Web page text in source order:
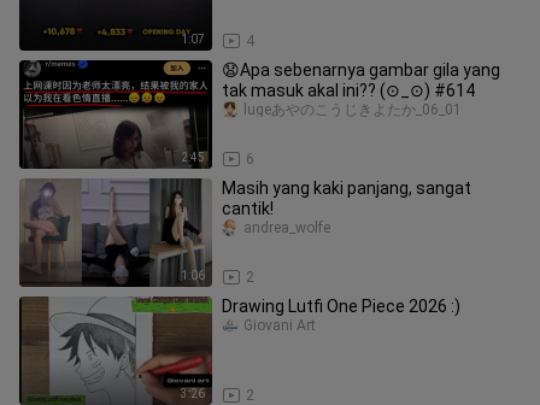
1:07 4
2:45
😧Apa sebenarnya gambar gila yang
tak masuk akal ini?? (⊙_⊙) #614
6
lugeあやのこうじきよたか_06_01
1:06
Masih yang kaki panjang, sangat
cantik!
2
andrea_wolfe
3:26
Drawing Lutfi One Piece 2026 :)
2
Giovani Art